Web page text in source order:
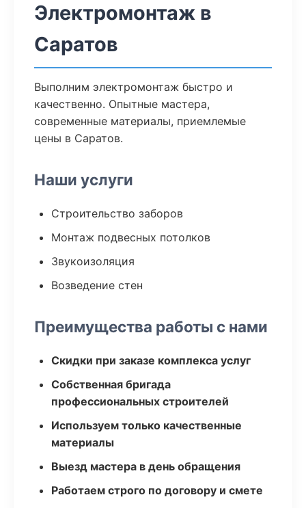
Электромонтаж в
Саратов
Выполним электромонтаж быстро и
качественно. Опытные мастера,
современные материалы, приемлемые
цены в Саратов.
Наши услуги
Строительство заборов
Монтаж подвесных потолков
Звукоизоляция
Возведение стен
Преимущества работы с нами
Скидки при заказе комплекса услуг
Собственная бригада
профессиональных строителей
Используем только качественные
материалы
Выезд мастера в день обращения
Работаем строго по договору и смете